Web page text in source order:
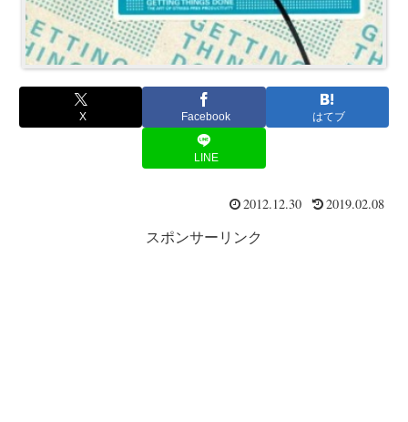
X Facebook はてブ
LINE
2012.12.30 2019.02.08
スポンサーリンク